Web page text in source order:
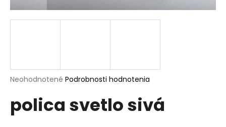
Priemerné
produktu
je
0,0
Neohodnotené Podrobnosti hodnotenia
polica svetlo sivá
á
j
?